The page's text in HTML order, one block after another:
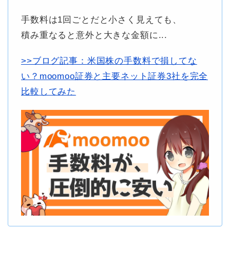
手数料は1回ごとだと小さく見えても、
積み重なると意外と大きな金額に...
>>ブログ記事：米国株の手数料で損してな
い？moomoo証券と主要ネット証券3社を完全
比較してみた